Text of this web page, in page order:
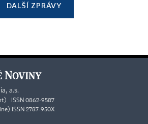
DALŠÍ ZPRÁVY
a.s.
ISSN 0862-9587
ISSN 2787-950X